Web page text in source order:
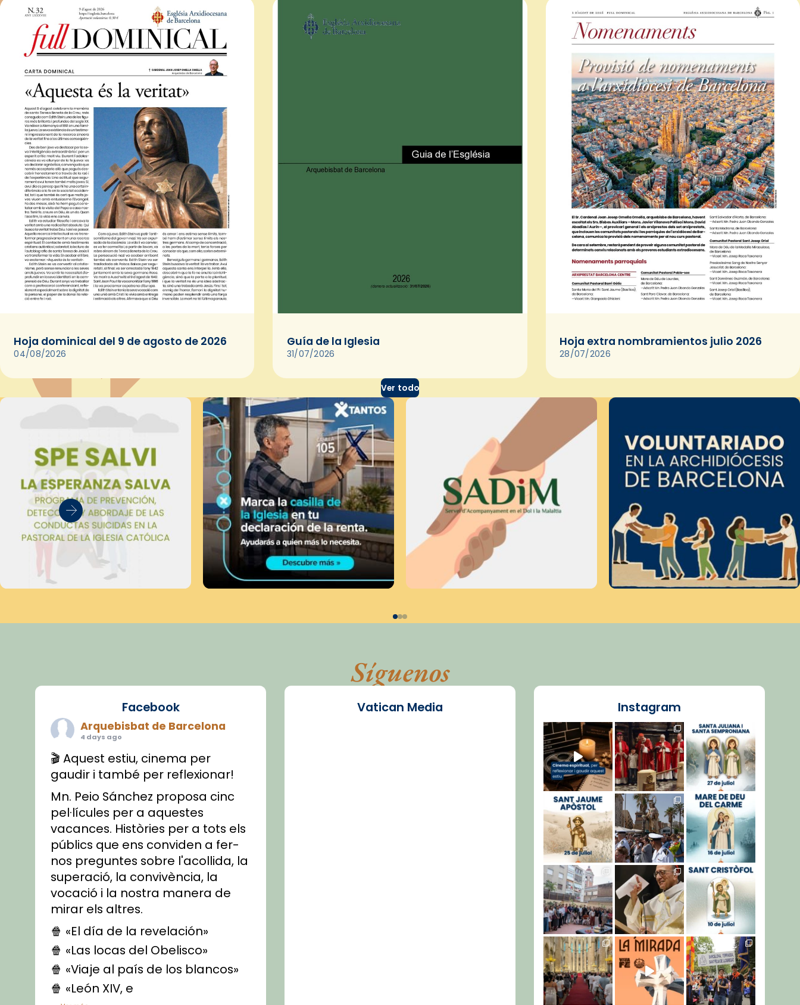
Hoja dominical del 9 de agosto de 2026
04/08/2026
Guía de la Iglesia
31/07/2026
Hoja extra nombramientos julio 2026
28/07/2026
Ver todo
Síguenos
Facebook
Arquebisbat de Barcelona
4 days ago
🎬 Aquest estiu, cinema per
gaudir i també per reflexionar!
Mn. Peio Sánchez proposa cinc
pel·lícules per a aquestes
vacances. Històries per a tots els
públics que ens conviden a fer-
nos preguntes sobre l'acollida, la
superació, la convivència, la
vocació i la nostra manera de
mirar els altres.
🍿 «El día de la revelación»
🍿 «Las locas del Obelisco»
🍿 «Viaje al país de los blancos»
🍿 «León XIV, e
Vatican Media Instagram